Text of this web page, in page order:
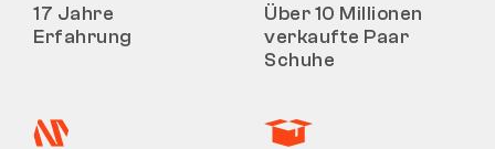
17 Jahre
Erfahrung
Über 10 Millionen
verkaufte Paar
Schuhe